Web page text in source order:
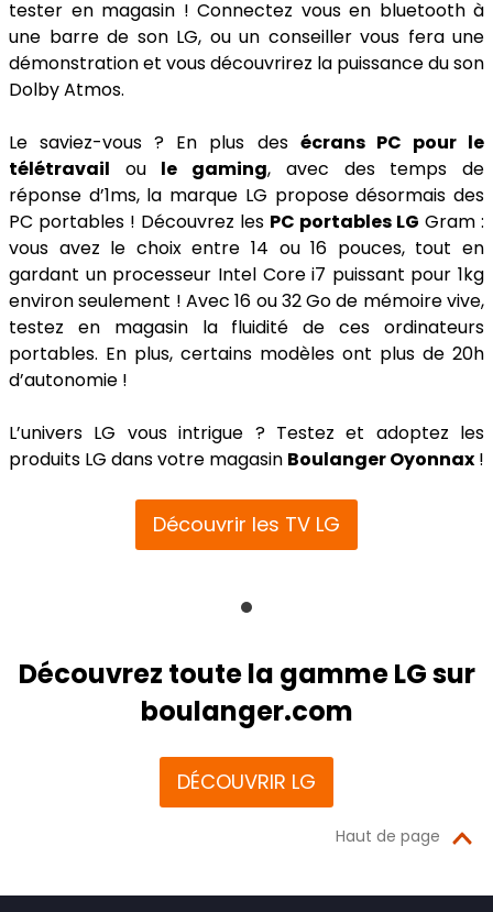
tester en magasin ! Connectez vous en bluetooth à
une barre de son LG, ou un conseiller vous fera une
démonstration et vous découvrirez la puissance du son
Dolby Atmos.
Le saviez-vous ? En plus des écrans PC pour le
télétravail ou le gaming, avec des temps de
réponse d’1ms, la marque LG propose désormais des
PC portables ! Découvrez les PC portables LG Gram :
vous avez le choix entre 14 ou 16 pouces, tout en
gardant un processeur Intel Core i7 puissant pour 1kg
environ seulement ! Avec 16 ou 32 Go de mémoire vive,
testez en magasin la fluidité de ces ordinateurs
portables. En plus, certains modèles ont plus de 20h
d’autonomie !
L’univers LG vous intrigue ? Testez et adoptez les
produits LG dans votre magasin Boulanger Oyonnax !
Découvrir les TV LG
Découvrez toute la gamme LG sur
boulanger.com
DÉCOUVRIR LG
Haut de page